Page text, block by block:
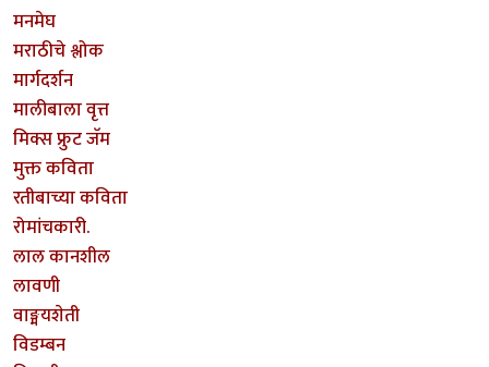
मनमेघ
मराठीचे श्लोक
मार्गदर्शन
मालीबाला वृत्त
मिक्स फ्रुट जॅम
मुक्त कविता
रतीबाच्या कविता
रोमांचकारी.
लाल कानशील
लावणी
वाङ्मयशेती
विडम्बन